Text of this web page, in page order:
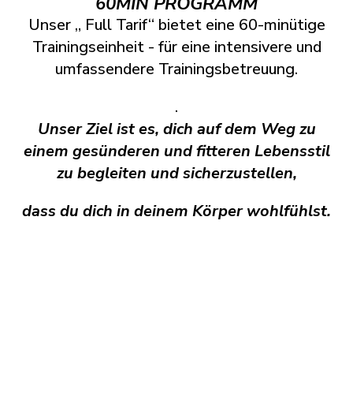
Unser „ Full Tarif“ bietet eine 60-minütige
Trainingseinheit - für eine intensivere und
umfassendere Trainingsbetreuung.
.
Unser Ziel ist es, dich auf dem Weg zu
einem gesünderen und fitteren Lebensstil
zu begleiten und sicherzustellen,
dass du dich in deinem Körper wohlfühlst.